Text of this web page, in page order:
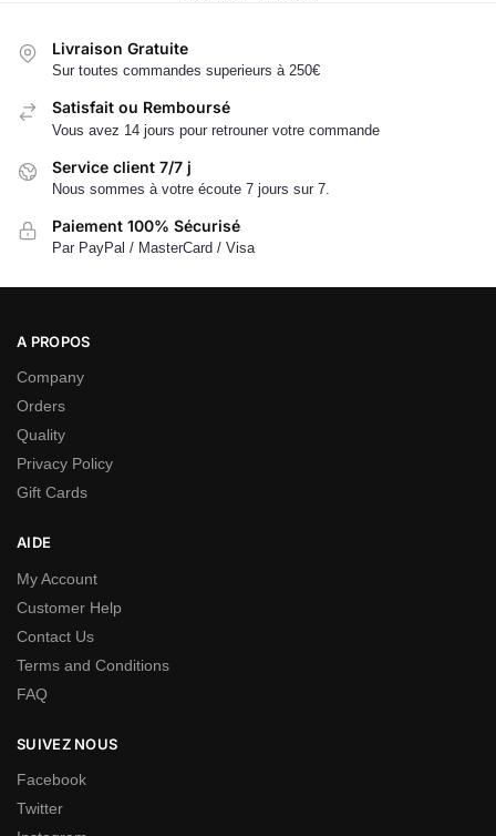
Livraison Gratuite
Sur toutes commandes superieurs à 250€
Satisfait ou Remboursé
Vous avez 14 jours pour retrouner votre commande
Service client 7/7 j
Nous sommes à votre écoute 7 jours sur 7.
Paiement 100% Sécurisé
Par PayPal / MasterCard / Visa
A PROPOS
Company
Orders
Quality
Privacy Policy
Gift Cards
AIDE
My Account
Customer Help
Contact Us
Terms and Conditions
FAQ
SUIVEZ NOUS
Facebook
Twitter